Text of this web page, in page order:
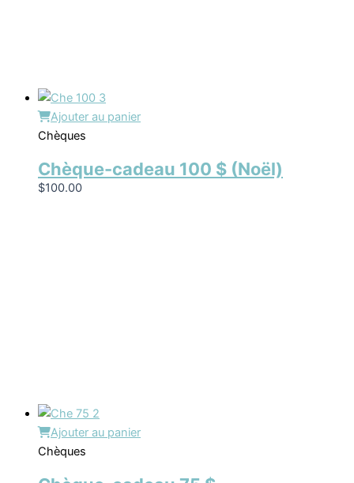
Ajouter au panier
Chèques
Chèque-cadeau 100 $ (Noël)
$100.00
Ajouter au panier
Chèques